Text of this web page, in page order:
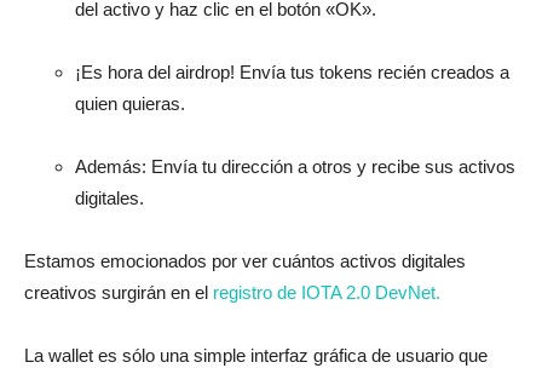
del activo y haz clic en el botón «OK».
¡Es hora del airdrop! Envía tus tokens recién creados a
quien quieras.
Además: Envía tu dirección a otros y recibe sus activos
digitales.
Estamos emocionados por ver cuántos activos digitales
creativos surgirán en el registro de IOTA 2.0 DevNet.
La wallet es sólo una simple interfaz gráfica de usuario que